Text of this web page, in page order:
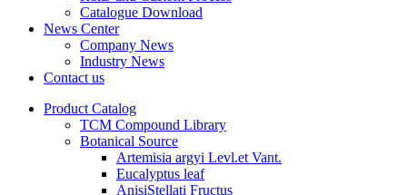
Catalogue Download
News Center
Company News
Industry News
Contact us
Product Catalog
TCM Compound Library
Botanical Source
Artemisia argyi Levl.et Vant.
Eucalyptus leaf
AnisiStellati Fructus